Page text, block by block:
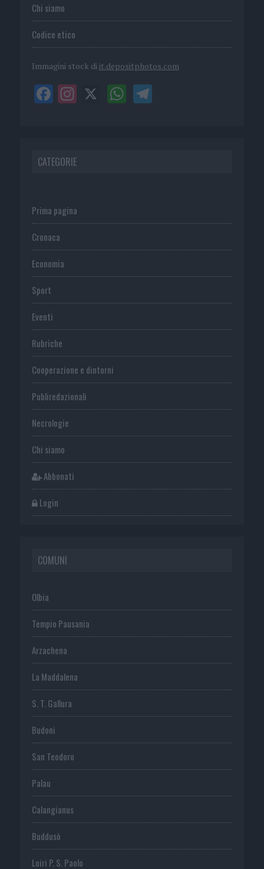
Chi siamo
Codice etico
Immagini stock di it.depositphotos.com
CATEGORIE
Prima pagina
Cronaca
Economia
Sport
Eventi
Rubriche
Cooperazione e dintorni
Publiredazionali
Necrologie
Chi siamo
Abbonati
Login
COMUNI
Olbia
Tempio Pausania
Arzachena
La Maddalena
S. T. Gallura
Budoni
San Teodoro
Palau
Calangianus
Buddusò
Loiri P. S. Paolo